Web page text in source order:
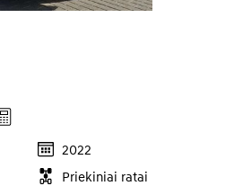
2022
Priekiniai ratai